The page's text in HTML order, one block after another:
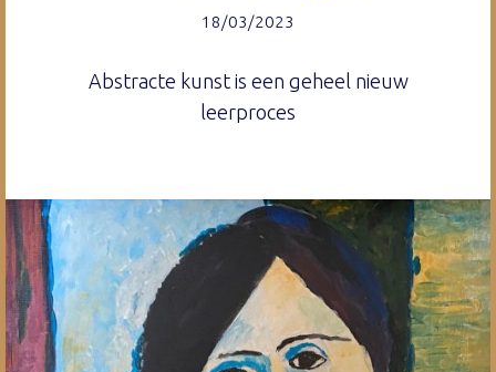
18/03/2023
Abstracte kunst is een geheel nieuw
leerproces